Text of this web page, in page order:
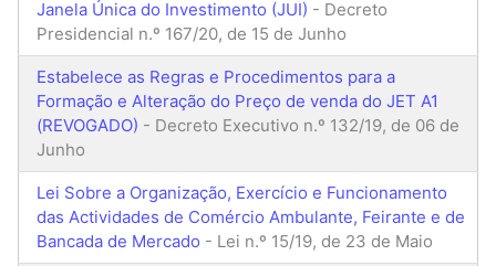
Janela Única do Investimento (JUI) - Decreto
Presidencial n.º 167/20, de 15 de Junho
Estabelece as Regras e Procedimentos para a
Formação e Alteração do Preço de venda do JET A1
(REVOGADO) - Decreto Executivo n.º 132/19, de 06 de
Junho
Lei Sobre a Organização, Exercício e Funcionamento
das Actividades de Comércio Ambulante, Feirante e de
Bancada de Mercado - Lei n.º 15/19, de 23 de Maio